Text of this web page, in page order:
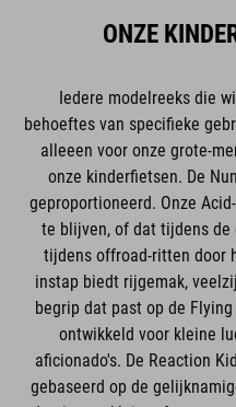
ONZE
Iedere modelreeks die
behoeftes van specifieke
alleeen voor onze grote-
onze kinderfietsen. De
geproportioneerd. Onze
te blijven, of dat tijdens
tijdens offroad-ritten door
instap biedt rijgemak,
begrip dat past op de
ontwikkeld voor kleine
aficionado's. De Reaction
gebaseerd op de